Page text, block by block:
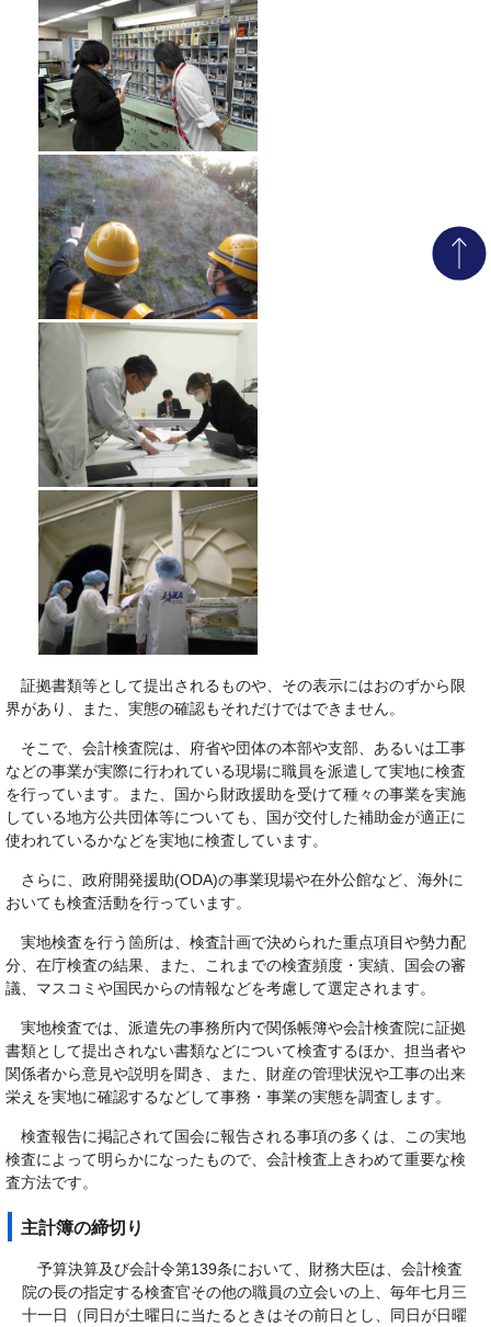
証拠書類等として提出されるものや、その表示にはおのずから限
界があり、また、実態の確認もそれだけではできません。
そこで、会計検査院は、府省や団体の本部や支部、あるいは工事
などの事業が実際に行われている現場に職員を派遣して実地に検査
を行っています。また、国から財政援助を受けて種々の事業を実施
している地方公共団体等についても、国が交付した補助金が適正に
使われているかなどを実地に検査しています。
さらに、政府開発援助(ODA)の事業現場や在外公館など、海外に
おいても検査活動を行っています。
実地検査を行う箇所は、検査計画で決められた重点項目や勢力配
分、在庁検査の結果、また、これまでの検査頻度・実績、国会の審
議、マスコミや国民からの情報などを考慮して選定されます。
実地検査では、派遣先の事務所内で関係帳簿や会計検査院に証拠
書類として提出されない書類などについて検査するほか、担当者や
関係者から意見や説明を聞き、また、財産の管理状況や工事の出来
栄えを実地に確認するなどして事務・事業の実態を調査します。
検査報告に掲記されて国会に報告される事項の多くは、この実地
検査によって明らかになったもので、会計検査上きわめて重要な検
査方法です。
主計簿の締切り
予算決算及び会計令第139条において、財務大臣は、会計検査
院の長の指定する検査官その他の職員の立会いの上、毎年七月三
十一日（同日が土曜日に当たるときはその前日とし、同日が日曜